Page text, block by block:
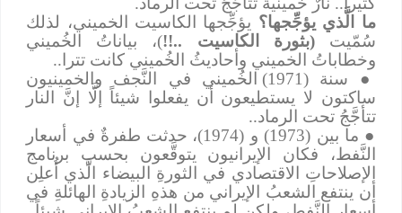
ما الَّذي يؤجِّجها؟ يؤجِّجها الكاسيت الخميني، لذلك
سُمّيت
(بثورة الكاسيت ..!!)، بياناتُ الخُميني
وخطاباتُ الخميني وأحاديثُ الخُميني كانت تترا..
●
سنة (1971) الخُميني في النَّجف والخمينيون
ساكتون لا يستطيعون أن يفعلوا شيئاً إلَّا إنَّ النار
تتأجَّجُ تحت الرماد..
●
ما بين (1973) و (1974)، حدثت طفرةٌ في أسعار
النَّفط، فكان الإيرانيون يتوقَّعون بحسبِ برنامج
الإصلاحاتِ الاقتصادي في الثورةِ البيضاء الَّذي أُعلِن
أن ينتفع الشعبُ الإيراني من هذهِ الزيادةِ الهائلةِ في